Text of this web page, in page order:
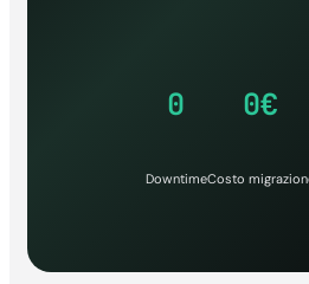
0
Downtime
0€
Costo